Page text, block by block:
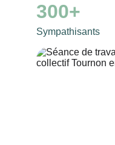
300+
Sympathisants